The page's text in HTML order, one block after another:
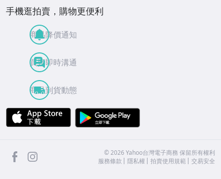
手機逛拍賣，購物更便利
商品降價通知
買賣即時溝通
商品到貨動態
APP Store
facebook ©2026 Yahoo台灣電子商務 保留所有權利
服務條款
隱私權 拍賣使用規範 交易安全